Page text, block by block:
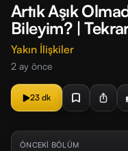
Artık Aşık
Bileyim? |
Yakın İlişkiler
2 ay önce
23 dk
ÖNCEKİ BÖLÜM